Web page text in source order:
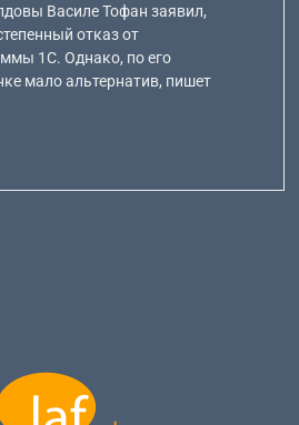
Василе Тофан заявил,
отказ от
1С. Однако, по его
мало альтернатив, пишет